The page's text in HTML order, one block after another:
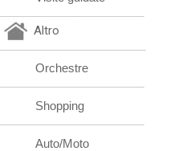
Altro
Orchestre
Shopping
Auto/Moto